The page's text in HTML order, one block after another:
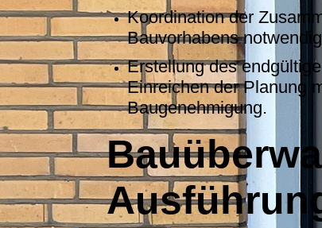
Koordination der
Bauvorhabens
Erstellung des
Einreichen der Planung
Baugenehmigung.